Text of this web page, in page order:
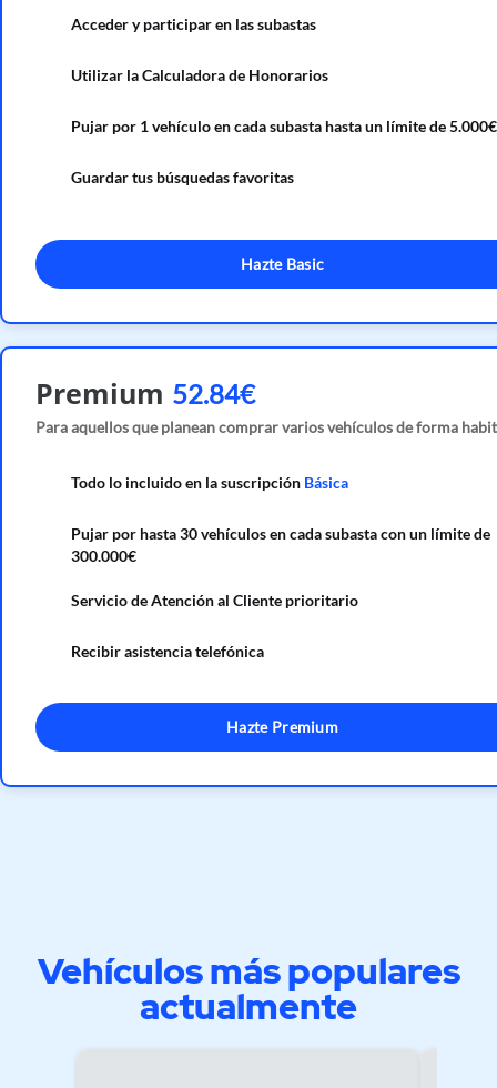
Acceder y participar en las subastas
Utilizar la Calculadora de Honorarios
Pujar por 1 vehículo en cada subasta hasta un límite de 5.000€
Guardar tus búsquedas favoritas
Hazte Basic
Premium 52.84€
Para aquellos que planean comprar varios vehículos de forma
Todo lo incluido en la suscripción Básica
Pujar por hasta 30 vehículos en cada subasta con un límite de
300.000€
Servicio de Atención al Cliente prioritario
Recibir asistencia telefónica
Hazte Premium
Vehículos más populares
actualmente